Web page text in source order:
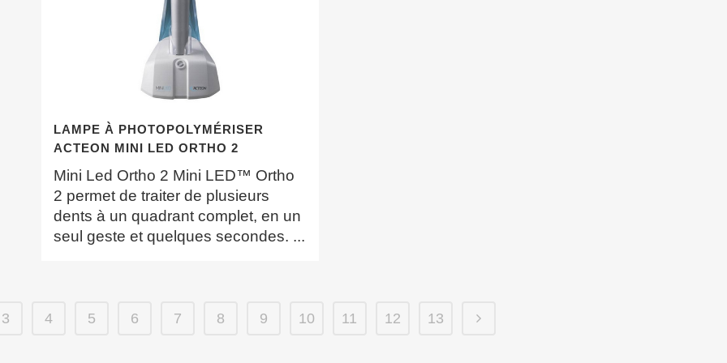
LAMPE À PHOTOPOLYMÉRISER
ACTEON MINI LED ORTHO 2
Mini Led Ortho 2 Mini LED™ Ortho
2 permet de traiter de plusieurs
dents à un quadrant complet, en un
seul geste et quelques secondes. ...
3 4 5 6 7 8 9 10 11 12 13